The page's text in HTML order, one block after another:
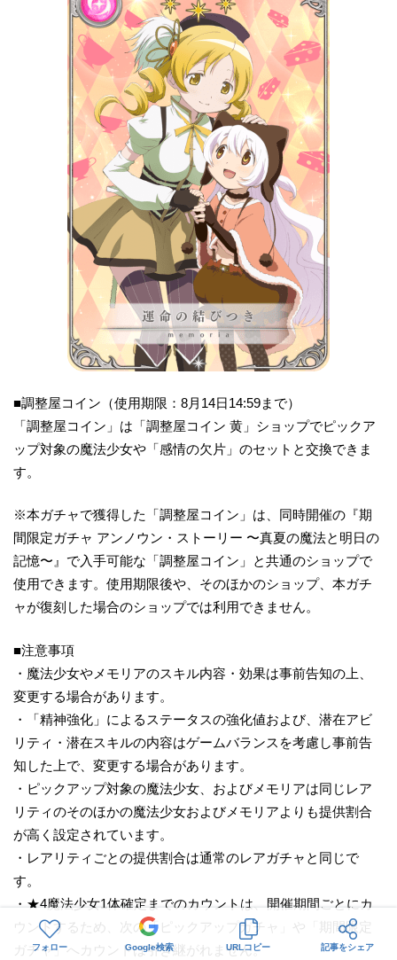
■調整屋コイン（使用期限：8月14日14:59まで）
「調整屋コイン」は「調整屋コイン 黄」ショップでピックア
ップ対象の魔法少女や「感情の欠片」のセットと交換できま
す。
※本ガチャで獲得した「調整屋コイン」は、同時開催の『期
間限定ガチャ アンノウン・ストーリー 〜真夏の魔法と明日の
記憶〜』で入手可能な「調整屋コイン」と共通のショップで
使用できます。使用期限後や、そのほかのショップ、本ガチ
ャが復刻した場合のショップでは利用できません。
■注意事項
・魔法少女やメモリアのスキル内容・効果は事前告知の上、
変更する場合があります。
・「精神強化」によるステータスの強化値および、潜在アビ
リティ・潜在スキルの内容はゲームバランスを考慮し事前告
知した上で、変更する場合があります。
・ピックアップ対象の魔法少女、およびメモリアは同じレア
リティのそのほかの魔法少女およびメモリアよりも提供割合
が高く設定されています。
・レアリティごとの提供割合は通常のレアガチャと同じで
す。
・★4魔法少女1体確定までのカウントは、開催期間ごとにカ
ウントするため、次の「ピックアップガチャ」や「期間限定
ガチャ」へカウントは引き継がれません。
フォロー Google検索 URLコピー 記事をシェア